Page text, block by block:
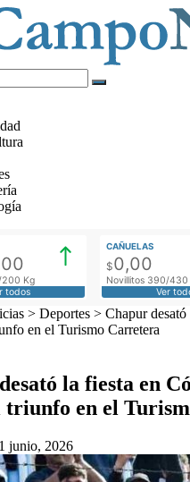
Kg
todos
CAÑUELAS
$0,00
Novillitos 390/430
Ver
> Deportes > Chapur
en el Turismo Carretera
la fiesta en
triunfo en el
1 junio, 2026